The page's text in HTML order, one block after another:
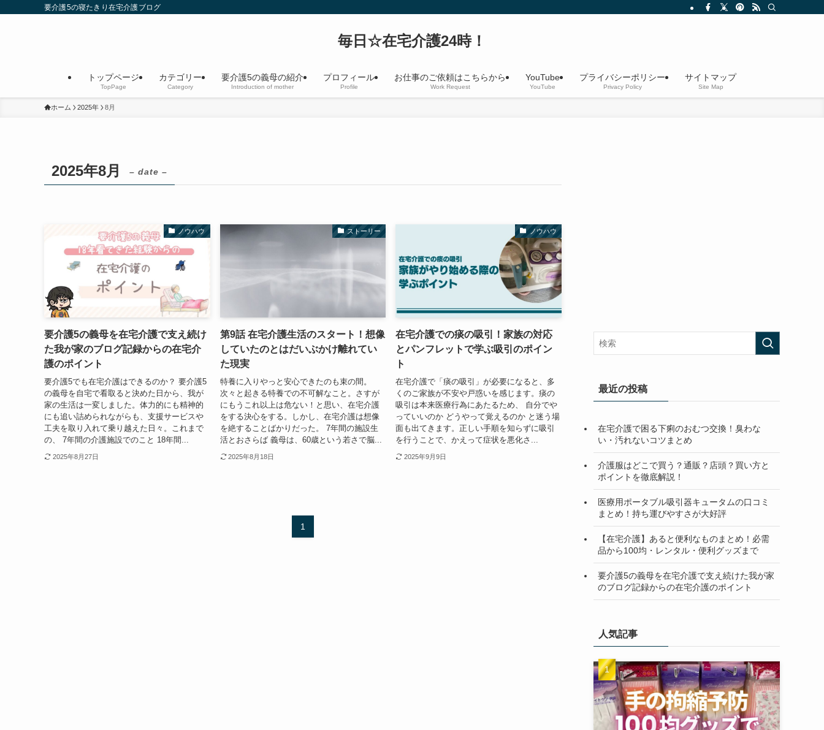
要介護5の寝たきり在宅介護ブログ
毎日☆在宅介護24時！
トップページ
TopPage
カテゴリー
Category
要介護5の義母の紹介
Introduction of mother
プロフィール
Profile
お仕事のご依頼はこちらから
Work Request
YouTube
YouTube
プライバシーポリシー
Privacy Policy
サイトマップ
Site Map
ホーム 2025年 8月
2025年8月 – date –
ノウハウ
要介護5の義母を在宅介護で支え続け
た我が家のブログ記録からの在宅介
護のポイント
要介護5でも在宅介護はできるのか？ 要介護5
の義母を自宅で看取ると決めた日から、我が
家の生活は一変しました。体力的にも精神的
にも追い詰められながらも、支援サービスや
工夫を取り入れて乗り越えた日々。これまで
の、 7年間の介護施設でのこと 18年間...
2025年8月27日
ストーリー
第9話 在宅介護生活のスタート！想像
していたのとはだいぶかけ離れてい
た現実
特養に入りやっと安心できたのも束の間。
次々と起きる特養での不可解なこと。さすが
にもうこれ以上は危ない！と思い、在宅介護
をする決心をする。しかし、在宅介護は想像
を絶することばかりだった。 7年間の施設生
活とおさらば 義母は、60歳という若さで脳...
2025年8月18日
ノウハウ
在宅介護での痰の吸引！家族の対応
とパンフレットで学ぶ吸引のポイン
ト
在宅介護で「痰の吸引」が必要になると、多
くのご家族が不安や戸惑いを感じます。痰の
吸引は本来医療行為にあたるため、 自分でや
っていいのか どうやって覚えるのか と迷う場
面も出てきます。正しい手順を知らずに吸引
を行うことで、かえって症状を悪化さ...
2025年9月9日
1
最近の投稿
在宅介護で困る下痢のおむつ交換！臭わな
い・汚れないコツまとめ
介護服はどこで買う？通販？店頭？買い方と
ポイントを徹底解説！
医療用ポータブル吸引器キュータムの口コミ
まとめ！持ち運びやすさが大好評
【在宅介護】あると便利なものまとめ！必需
品から100均・レンタル・便利グッズまで
要介護5の義母を在宅介護で支え続けた我が家
のブログ記録からの在宅介護のポイント
人気記事